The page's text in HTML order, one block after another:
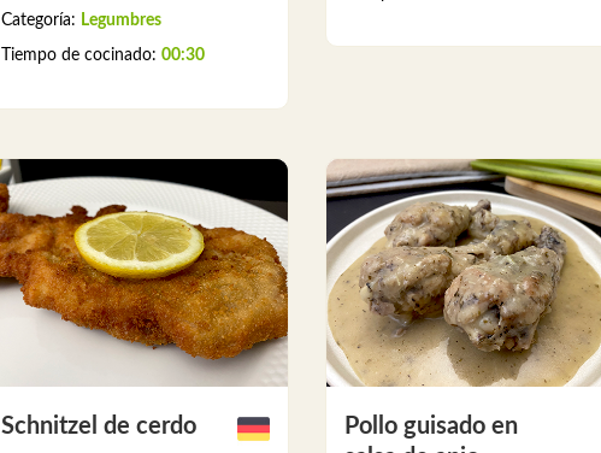
Categoría: Legumbres
Tiempo de cocinado: 00:30
Schnitzel de cerdo
Pollo guisado en